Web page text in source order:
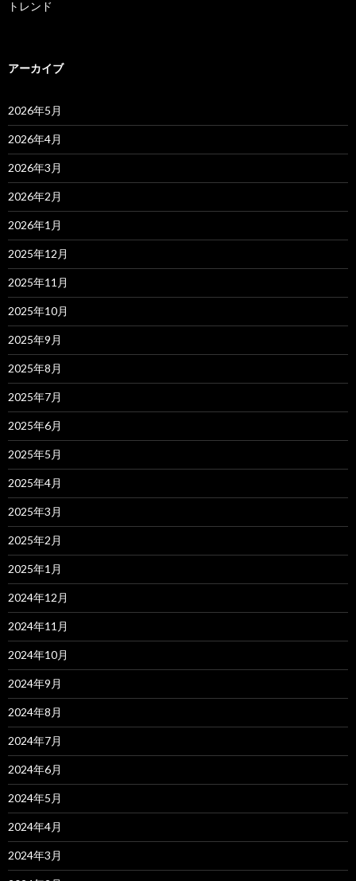
トレンド
アーカイブ
2026年5月
2026年4月
2026年3月
2026年2月
2026年1月
2025年12月
2025年11月
2025年10月
2025年9月
2025年8月
2025年7月
2025年6月
2025年5月
2025年4月
2025年3月
2025年2月
2025年1月
2024年12月
2024年11月
2024年10月
2024年9月
2024年8月
2024年7月
2024年6月
2024年5月
2024年4月
2024年3月